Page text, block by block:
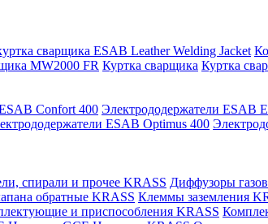
сварщика ESAB Leather Welding Jacket
MW2000 FR Куртка сварщика Куртка
Confort 400 Электрододержатели ESAB
ESAB Optimus 400
спирали и прочее KRASS Диффузоры
обратные KRASS Клеммы заземления
и приспособления KRASS